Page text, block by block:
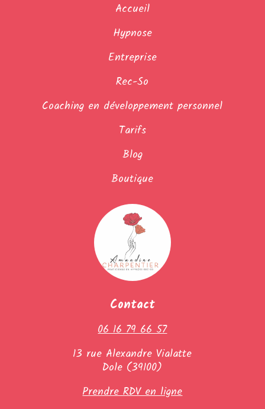
Accueil
Hypnose
Entreprise
Rec-So
Coaching en développement personnel
Tarifs
Blog
Boutique
Contact
06 16 79 66 57
13 rue Alexandre Vialatte
Dole (39100)
Prendre RDV en ligne